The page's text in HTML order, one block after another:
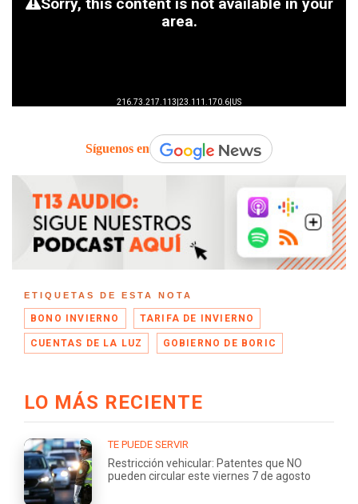
Síguenos en
ETIQUETAS DE ESTA NOTA
BONO INVIERNO TARIFA DE INVIERNO
CUENTAS DE LA LUZ GOBIERNO DE BORIC
LO MÁS RECIENTE
TE PUEDE SERVIR
Restricción vehicular: Patentes que NO
pueden circular este viernes 7 de agosto